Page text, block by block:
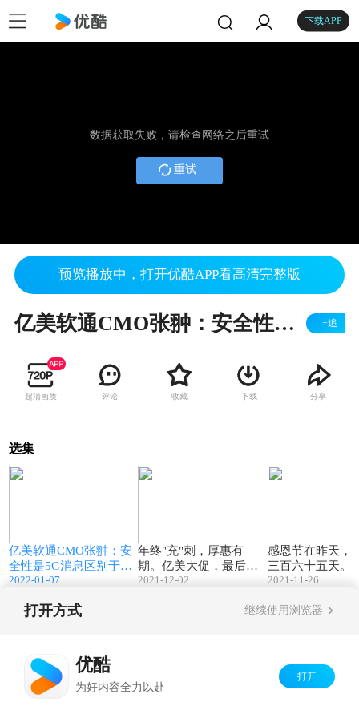
下载APP
数据获取失败，请检查网络之后重试
重试
预览播放中，打开优酷APP看高清完整版
亿美软通CMO张翀：安全性是5G消息区别于其他OTT关键优势 +追
超清画质 评论 收藏 下载 分享
选集
亿美软通CMO张翀：安
全性是5G消息区别于其
他OTT关键优势
2022-01-07
年终"充"刺，厚惠有
期。亿美大促，最后30
天！
2021-12-02
感恩节在昨天，
三百六十五天。
行，美好常在。
2021-11-26
打开方式 继续使用浏览器
优酷
为好内容全力以赴
打开